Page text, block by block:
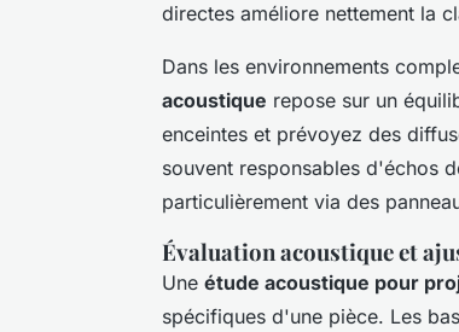
directes améliore nettement la
Dans les environnements
acoustique repose sur un
enceintes et prévoyez des
souvent responsables d'échos
particulièrement via des
Évaluation acoustique et
Une étude acoustique pour
spécifiques d'une pièce. Les